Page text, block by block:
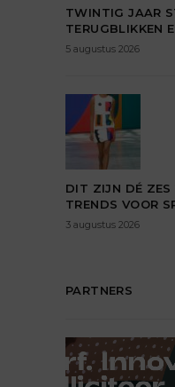
TWINTIG JAAR
TERUGBLIKKEN
5 augustus 2026
DIT ZIJN DÉ ZES
TRENDS VOOR
3 augustus 2026
PARTNERS